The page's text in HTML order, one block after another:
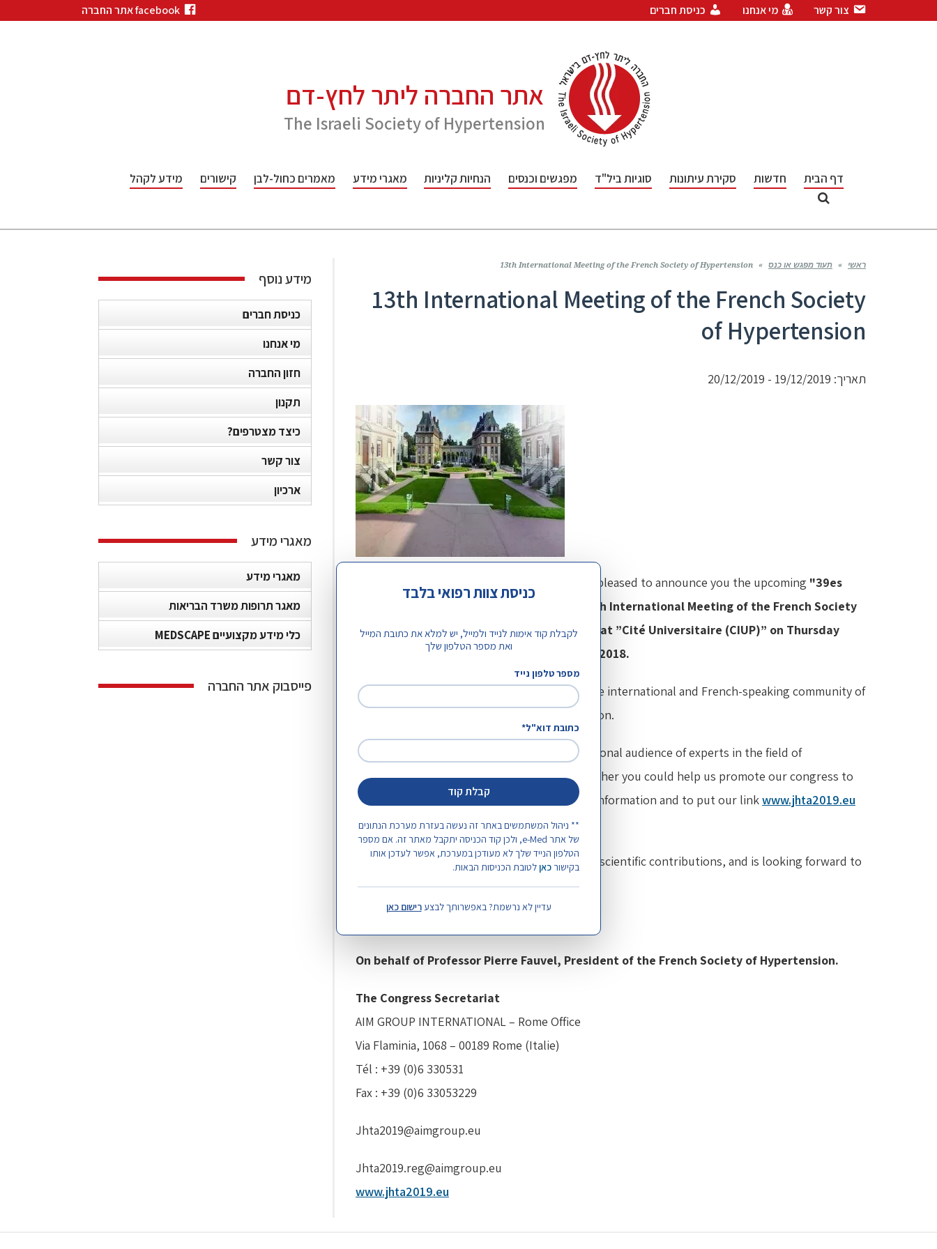
צור קשר מי אנחנו כניסת חברים facebook אתר החברה
אתר החברה ליתר לחץ-דם
The Israeli Society of Hypertension
דף הבית חדשות סקירת עיתונות סוגיות ביל"ד מפגשים וכנסים הנחיות קליניות מאגרי מידע מאמרים כחול-לבן קישורים מידע לקהל
ראשי » תעוד מפגש או כנס »
13th International Meeting of the French Society of Hypertension
13th International Meeting of the French Society
of Hypertension
תאריך: 19/12/2019 - 20/12/2019
On behalf of the Scientific Committee, we are pleased to announce you the upcoming "39es
Journées de l'Hypertension Artérielle – 13th International Meeting of the French Society
of Hypertension"which will be heldin Paris, at ”Cité Universitaire (CIUP)” on Thursday
December 19thand Friday December 20 , 2018.
This meeting has become a major event for the international and French-speaking community of
health professionals interested by hypertension.
We would be very pleased to have an international audience of experts in the field of
hypertension. Thus, we were wondering whether you could help us promote our congress to
the members of your society by diffusing the information and to put our linkwww.jhta2019.eu
in your website.
The Committee thank you in advance for your scientific contributions, and is looking forward to
meeting you in Paris.
On behalf of Professor Pierre Fauvel, President of the French Society of Hypertension.
The Congress Secretariat
AIM GROUP INTERNATIONAL – Rome Office
Via Flaminia, 1068 – 00189 Rome (Italie)
Tél : +39 (0)6 330531
Fax : +39 (0)6 33053229
Jhta2019@aimgroup.eu
Jhta2019.reg@aimgroup.eu
www.jhta2019.eu
מידע נוסף
כניסת חברים
מי אנחנו
חזון החברה
תקנון
כיצד מצטרפים?
צור קשר
ארכיון
מאגרי מידע
מאגרי מידע
מאגר תרופות משרד הבריאות
כלי מידע מקצועיים MEDSCAPE
פייסבוק אתר החברה
כניסת צוות רפואי בלבד
לקבלת קוד אימות לנייד ולמייל, יש למלא את כתובת המייל
ואת מספר הטלפון שלך
מספר טלפון נייד
כתובת דוא"ל*
קבלת קוד
** ניהול המשתמשים באתר זה נעשה בעזרת מערכת הנתונים
של אתר e-Med, ולכן קוד הכניסה יתקבל מאתר זה. אם מספר
הטלפון הנייד שלך לא מעודכן במערכת, אפשר לעדכן אותו
בקישור כאןלטובת הכניסות הבאות.
עדיין לא נרשמת? באפשרותך לבצערישום כאן